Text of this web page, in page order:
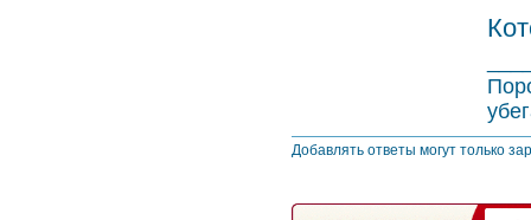
Добавлять ответы могут только